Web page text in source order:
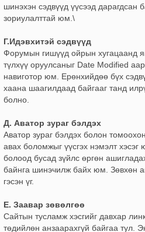
шинэхэн сэдвүүд үүсээд дарагдсан
зориулалттай юм.\
Г.Идэвхитэй сэдвүүд
Форумын гишүүд ойрын хугацаанд
түлхүү оруулсаныг Date Modified
навиготор юм. Ерөнхийдөө бүх
хаана шаагилдаад байгааг танд
болно.
Д. Аватор зураг бэлдэх
Аватор зураг бэлдэх болон
авах боломжыг үүсгэх нэмэлт
болоод бусад зүйлс өргөн
байнга шинэчилж байх юм. Зөвхөн
гэсэн үг.
Е. Заавар зөвөлгөө
Сайтын тусламж хэсгийг давхар
төдийлөн анзаарахгүй байгаа тул.